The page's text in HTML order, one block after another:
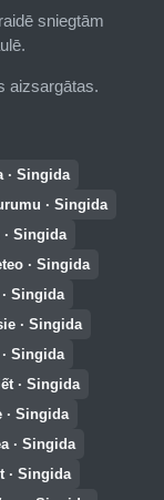
sniegtām
aizsargātas.
· Singida
· Singida
· Singida
· Singida
Singida
· Singida
Singida
· Singida
· Singida
· Singida
· Singida